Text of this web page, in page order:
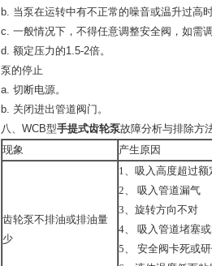
b. 当泵在运转中有不正常的噪音或温升过高
c. 一般情况下，不得任意调整安全阀，如需
d. 额定压力的1.5-2倍。
泵的停止
a. 切断电源。
b. 关闭进出管道阀门。
八、WCB型手提式齿轮泵故障分析与排除方
现象
产生原因
齿轮泵不排油或排油量
少
1、吸入高度超过额
2、 吸入管道漏气
3、旋转方向不对
4、 吸入管道堵塞
5、 安全阀卡死或